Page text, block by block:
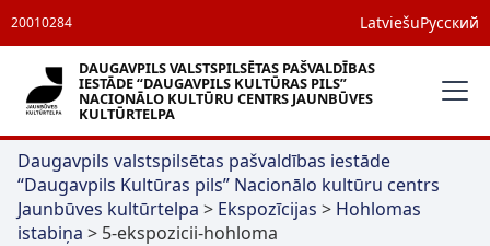
20010284 LatviešuРусский
DAUGAVPILS VALSTSPILSĒTAS PAŠVALDĪBAS
IESTĀDE “DAUGAVPILS KULTŪRAS PILS”
NACIONĀLO KULTŪRU CENTRS JAUNBŪVES
KULTŪRTELPA
Daugavpils valstspilsētas pašvaldības iestāde
“Daugavpils Kultūras pils” Nacionālo kultūru centrs
Jaunbūves kultūrtelpa > Ekspozīcijas > Hohlomas
istabiņa > 5-ekspozicii-hohloma